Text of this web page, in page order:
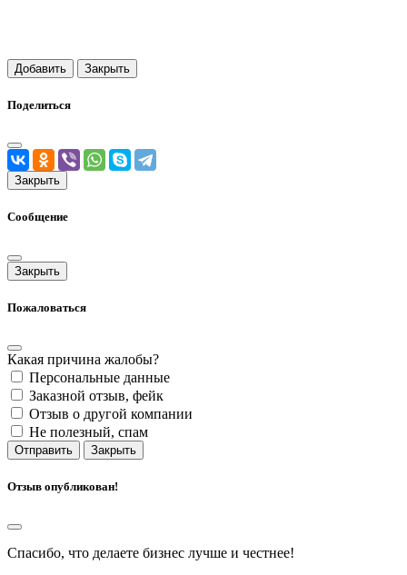
Добавить Закрыть
Поделиться
Закрыть
Сообщение
Закрыть
Пожаловаться
Какая причина жалобы?
Персональные данные
Заказной отзыв, фейк
Отзыв о другой компании
Не полезный, спам
Отправить Закрыть
Отзыв опубликован!
Спасибо, что делаете бизнес лучше и честнее!